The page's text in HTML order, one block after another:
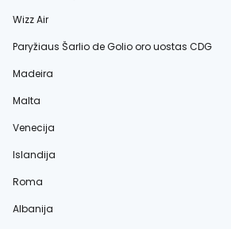
Wizz Air
Paryžiaus Šarlio de Golio oro uostas CDG
Madeira
Malta
Venecija
Islandija
Roma
Albanija